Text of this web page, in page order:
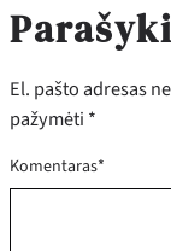
El. pašto adresas
pažymėti *
Komentaras*